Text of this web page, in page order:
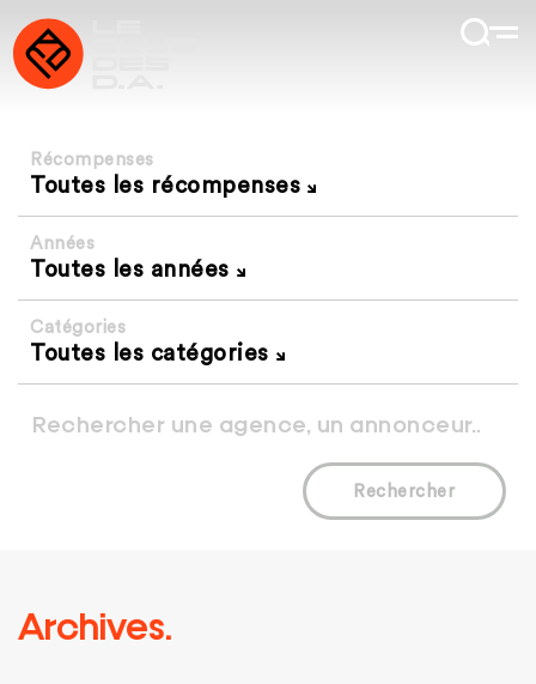
Récompenses
Toutes les récompenses
Années
Toutes les années
Catégories
Toutes les catégories
Rechercher
Archives.